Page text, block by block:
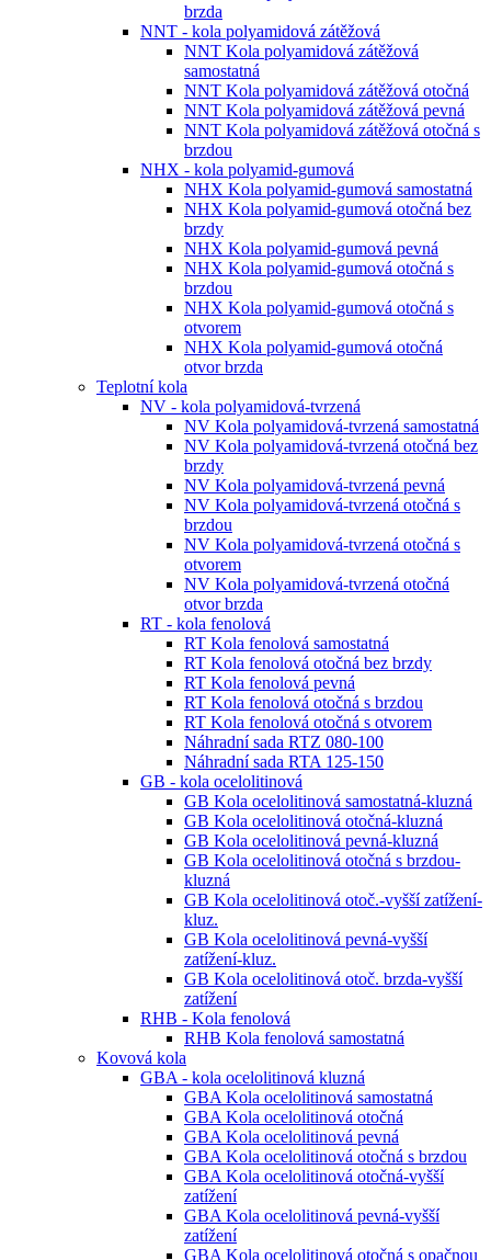
brzda
NNT - kola polyamidová zátěžová
NNT Kola polyamidová zátěžová
samostatná
NNT Kola polyamidová zátěžová otočná
NNT Kola polyamidová zátěžová pevná
NNT Kola polyamidová zátěžová otočná s
brzdou
NHX - kola polyamid-gumová
NHX Kola polyamid-gumová samostatná
NHX Kola polyamid-gumová otočná bez
brzdy
NHX Kola polyamid-gumová pevná
NHX Kola polyamid-gumová otočná s
brzdou
NHX Kola polyamid-gumová otočná s
otvorem
NHX Kola polyamid-gumová otočná
otvor brzda
Teplotní kola
NV - kola polyamidová-tvrzená
NV Kola polyamidová-tvrzená samostatná
NV Kola polyamidová-tvrzená otočná bez
brzdy
NV Kola polyamidová-tvrzená pevná
NV Kola polyamidová-tvrzená otočná s
brzdou
NV Kola polyamidová-tvrzená otočná s
otvorem
NV Kola polyamidová-tvrzená otočná
otvor brzda
RT - kola fenolová
RT Kola fenolová samostatná
RT Kola fenolová otočná bez brzdy
RT Kola fenolová pevná
RT Kola fenolová otočná s brzdou
RT Kola fenolová otočná s otvorem
Náhradní sada RTZ 080-100
Náhradní sada RTA 125-150
GB - kola ocelolitinová
GB Kola ocelolitinová samostatná-kluzná
GB Kola ocelolitinová otočná-kluzná
GB Kola ocelolitinová pevná-kluzná
GB Kola ocelolitinová otočná s brzdou-
kluzná
GB Kola ocelolitinová otoč.-vyšší zatížení-
kluz.
GB Kola ocelolitinová pevná-vyšší
zatížení-kluz.
GB Kola ocelolitinová otoč. brzda-vyšší
zatížení
RHB - Kola fenolová
RHB Kola fenolová samostatná
Kovová kola
GBA - kola ocelolitinová kluzná
GBA Kola ocelolitinová samostatná
GBA Kola ocelolitinová otočná
GBA Kola ocelolitinová pevná
GBA Kola ocelolitinová otočná s brzdou
GBA Kola ocelolitinová otočná-vyšší
zatížení
GBA Kola ocelolitinová pevná-vyšší
zatížení
GBA Kola ocelolitinová otočná s opačnou